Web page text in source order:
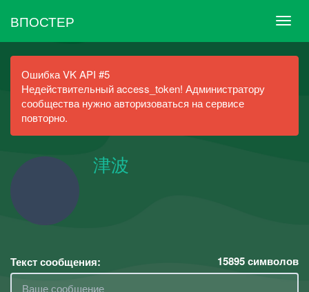
ВПОСТЕР
Ошибка VK API #5
Недействительный access_token! Администратору
сообщества нужно авторизоваться на сервисе
повторно.
津波
Текст сообщения: 15895символов